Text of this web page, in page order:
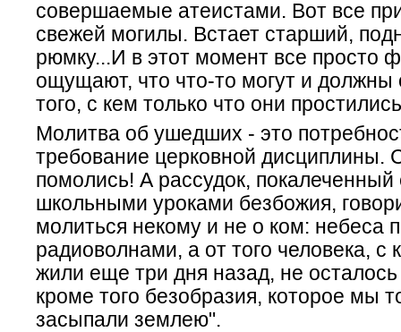
совершаемые атеистами. Вот все
свежей могилы. Встает старший,
рюмку...И в этот момент все просто
ощущают, что что-то могут и должны
того, с кем только что они
Молитва об ушедших - это
требование церковной дисциплины.
помолись! А рассудок,
школьными уроками безбожия,
молиться некому и не о ком: небеса
радиоволнами, а от того человека,
жили еще три дня назад, не осталось
кроме того безобразия, которое мы
засыпали землею".